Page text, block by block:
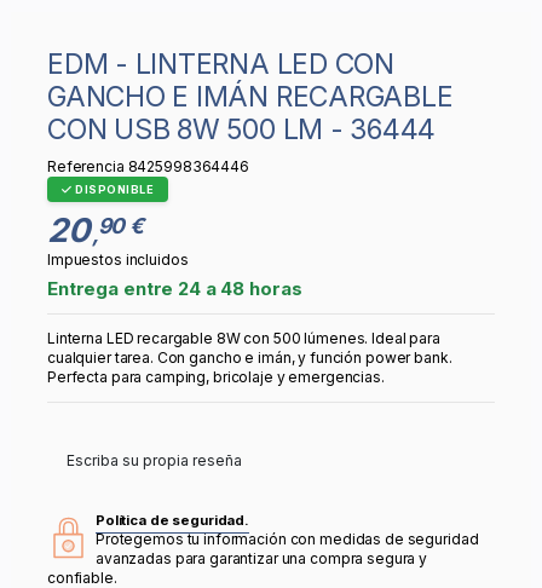
EDM - LINTERNA LED CON
GANCHO E IMÁN RECARGABLE
CON USB 8W 500 LM - 36444
Referencia 8425998364446
DISPONIBLE
20,90 €
Impuestos incluidos
Entrega entre 24 a 48 horas
Linterna LED recargable 8W con 500 lúmenes. Ideal para
cualquier tarea. Con gancho e imán, y función power bank.
Perfecta para camping, bricolaje y emergencias.
Escriba su propia reseña
Política de seguridad.
Protegemos tu información con medidas de seguridad
avanzadas para garantizar una compra segura y
confiable.